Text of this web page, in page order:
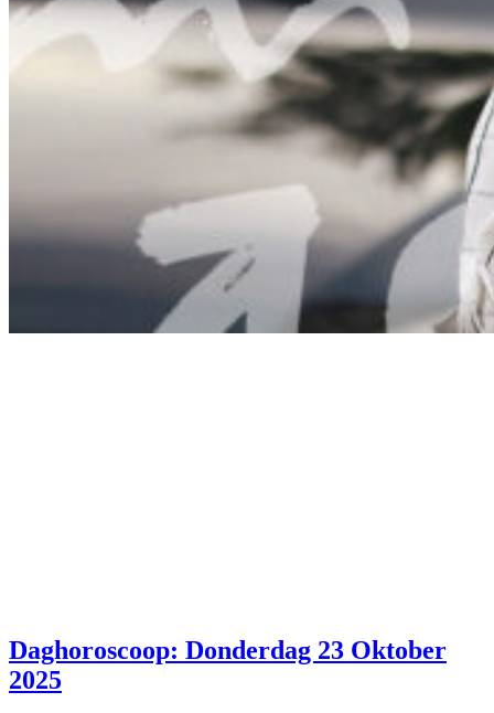
Daghoroscoop: Donderdag 23 Oktober
2025